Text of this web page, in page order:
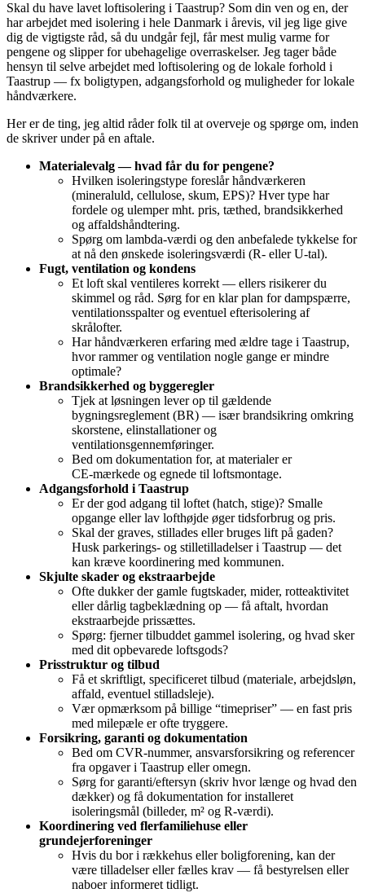
Skal du have lavet loftisolering i Taastrup? Som din ven og en, der
har arbejdet med isolering i hele Danmark i årevis, vil jeg lige give
dig de vigtigste råd, så du undgår fejl, får mest mulig varme for
pengene og slipper for ubehagelige overraskelser. Jeg tager både
hensyn til selve arbejdet med loftisolering og de lokale forhold i
Taastrup — fx boligtypen, adgangsforhold og muligheder for lokale
håndværkere.
Her er de ting, jeg altid råder folk til at overveje og spørge om, inden
de skriver under på en aftale.
Materialevalg — hvad får du for pengene?
Hvilken isoleringstype foreslår håndværkeren
(mineraluld, cellulose, skum, EPS)? Hver type har
fordele og ulemper mht. pris, tæthed, brandsikkerhed
og affaldshåndtering.
Spørg om lambda‑værdi og den anbefalede tykkelse for
at nå den ønskede isoleringsværdi (R‑ eller U‑tal).
Fugt, ventilation og kondens
Et loft skal ventileres korrekt — ellers risikerer du
skimmel og råd. Sørg for en klar plan for dampspærre,
ventilationsspalter og eventuel efterisolering af
skrålofter.
Har håndværkeren erfaring med ældre tage i Taastrup,
hvor rammer og ventilation nogle gange er mindre
optimale?
Brandsikkerhed og byggeregler
Tjek at løsningen lever op til gældende
bygningsreglement (BR) — især brandsikring omkring
skorstene, elinstallationer og
ventilationsgennemføringer.
Bed om dokumentation for, at materialer er
CE‑mærkede og egnede til loftsmontage.
Adgangsforhold i Taastrup
Er der god adgang til loftet (hatch, stige)? Smalle
opgange eller lav lofthøjde øger tidsforbrug og pris.
Skal der graves, stillades eller bruges lift på gaden?
Husk parkerings- og stilletilladelser i Taastrup — det
kan kræve koordinering med kommunen.
Skjulte skader og ekstraarbejde
Ofte dukker der gamle fugtskader, mider, rotteaktivitet
eller dårlig tagbeklædning op — få aftalt, hvordan
ekstraarbejde prissættes.
Spørg: fjerner tilbuddet gammel isolering, og hvad sker
med dit opbevarede loftsgods?
Prisstruktur og tilbud
Få et skriftligt, specificeret tilbud (materiale, arbejdsløn,
affald, eventuel stilladsleje).
Vær opmærksom på billige “timepriser” — en fast pris
med milepæle er ofte tryggere.
Forsikring, garanti og dokumentation
Bed om CVR‑nummer, ansvarsforsikring og referencer
fra opgaver i Taastrup eller omegn.
Sørg for garanti/eftersyn (skriv hvor længe og hvad den
dækker) og få dokumentation for installeret
isoleringsmål (billeder, m² og R‑værdi).
Koordinering ved flerfamiliehuse eller
grundejerforeninger
Hvis du bor i rækkehus eller boligforening, kan der
være tilladelser eller fælles krav — få bestyrelsen eller
naboer informeret tidligt.